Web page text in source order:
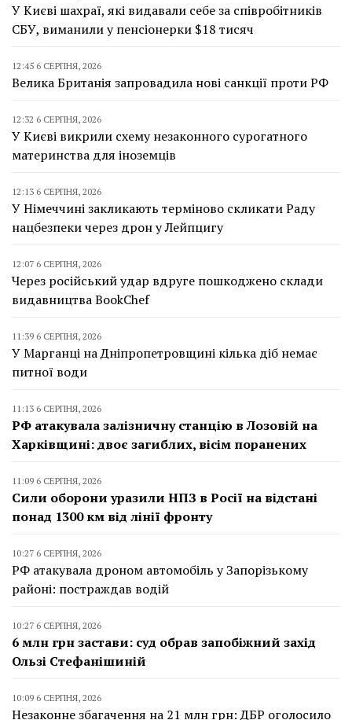
У Києві шахраї, які видавали себе за співробітників
СБУ, виманили у пенсіонерки $18 тисяч
12:45 6 СЕРПНЯ, 2026
Велика Британія запровадила нові санкції проти РФ
12:32 6 СЕРПНЯ, 2026
У Києві викрили схему незаконного сурогатного
материнства для іноземців
12:13 6 СЕРПНЯ, 2026
У Німеччині закликають терміново скликати Раду
нацбезпеки через дрон у Лейпцигу
12:07 6 СЕРПНЯ, 2026
Через російський удар вдруге пошкоджено склади
видавництва BookChef
11:39 6 СЕРПНЯ, 2026
У Марганці на Дніпропетровщині кілька діб немає
питної води
11:13 6 СЕРПНЯ, 2026
РФ атакувала залізничну станцію в Лозовій на
Харківщині: двоє загиблих, вісім поранених
11:09 6 СЕРПНЯ, 2026
Сили оборони уразили НПЗ в Росії на відстані
понад 1300 км від лінії фронту
10:27 6 СЕРПНЯ, 2026
РФ атакувала дроном автомобіль у Запорізькому
районі: постраждав водій
10:27 6 СЕРПНЯ, 2026
6 млн грн застави: суд обрав запобіжний захід
Ользі Стефанішиній
10:09 6 СЕРПНЯ, 2026
Незаконне збагачення на 21 млн грн: ДБР оголосило